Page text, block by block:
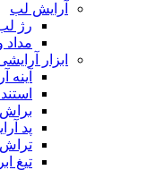
آرایش لب
رژ
ابزار
آینه
پد
تیغ